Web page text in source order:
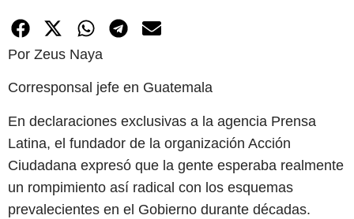
Por Zeus Naya
Corresponsal jefe en Guatemala
En declaraciones exclusivas a la agencia Prensa
Latina, el fundador de la organización Acción
Ciudadana expresó que la gente esperaba realmente
un rompimiento así radical con los esquemas
prevalecientes en el Gobierno durante décadas.